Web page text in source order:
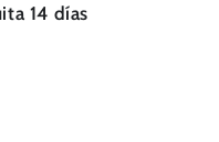
14 días